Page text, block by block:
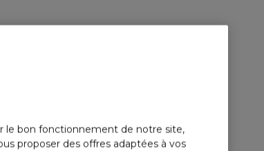
le bon fonctionnement de notre site,
proposer des offres adaptées à vos